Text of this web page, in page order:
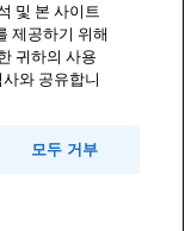
당 소유권자의 자산입니
록번호: 821-88-01025
종로5길 7(청진동). 사
신고번호: 2015-서울종
및 본 사이트
제공하기 위해
귀하의 사용
와 공유합니
모두 거부